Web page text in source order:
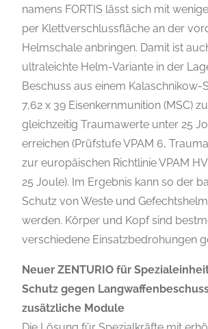
namens FORTIS lässt sich mit
per Klettverschlussfläche an der
Helmschale anbringen. Damit ist
ultraleichte Helm-Variante in der
Beschuss aus einem
7,62 x 39 Eisenkernmunition (MSC)
gleichzeitig Traumawerte unter 25
erreichen (Prüfstufe VPAM 6,
zur europäischen Richtlinie VPAM
25 Joule). Im Ergebnis kann so der
Schutz von Weste und
werden. Körper und Kopf sind
verschiedene Einsatzbedrohungen
Neuer ZENTURIO für
Schutz gegen
zusätzliche Module